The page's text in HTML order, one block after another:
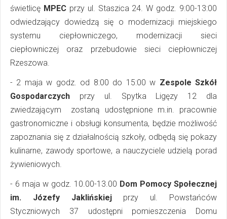
świetlicę MPECprzy ul. Staszica 24. W godz. 9:00-13:00
odwiedzający dowiedzą się o modernizacji miejskiego
systemu ciepłowniczego, modernizacji sieci
ciepłowniczej oraz przebudowie sieci ciepłowniczej
Rzeszowa.
- 2 maja w godz. od 8:00 do 15:00 w Zespole Szkół
Gospodarczych przy ul. Spytka Ligęzy 12 dla
zwiedzającym zostaną udostępnione m.in. pracownie
gastronomiczne i obsługi konsumenta, będzie możliwość
zapoznania się z działalnością szkoły, odbędą się pokazy
kulinarne, zawody sportowe, a nauczyciele udzielą porad
żywieniowych.
- 6 maja w godz. 10.00-13.00 Dom Pomocy Społecznej
im. Józefy Jaklińskiejprzy ul. Powstańców
Styczniowych 37 udostępni pomieszczenia Domu